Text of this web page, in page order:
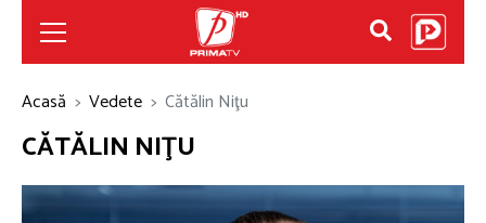
Acasă Vedete Cătălin Niţu
CĂTĂLIN NIŢU